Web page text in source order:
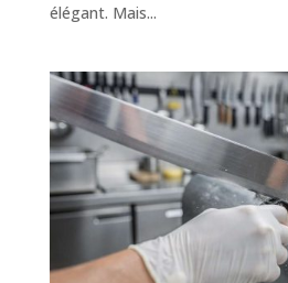
élégant. Mais...